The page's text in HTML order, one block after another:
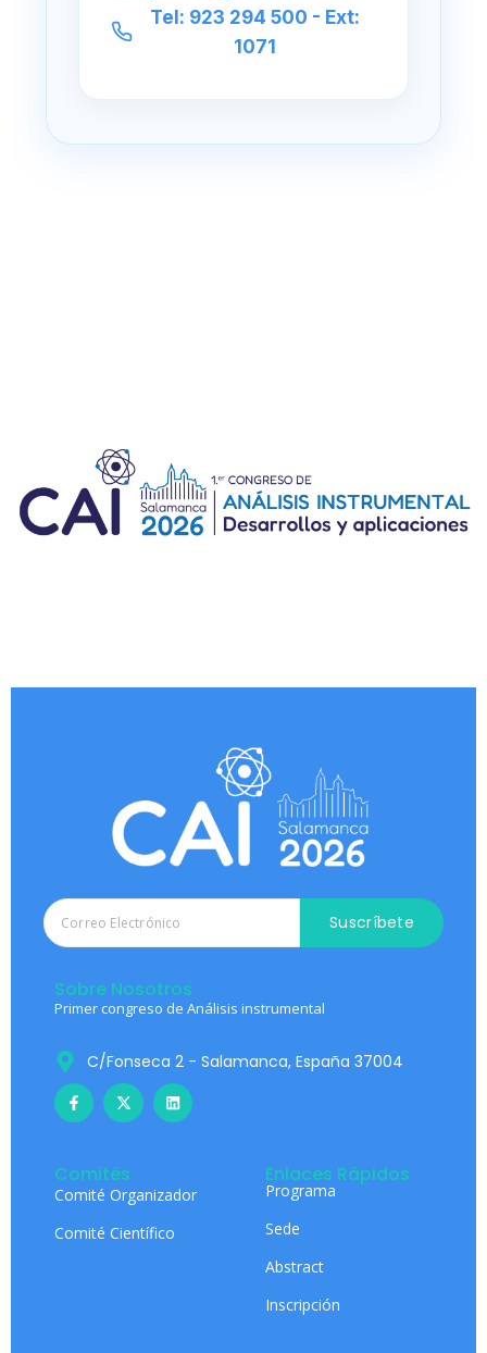
Tel: 923 294 500 - Ext:
1071
Suscríbete
Sobre Nosotros
Primer congreso de Análisis instrumental
C/Fonseca 2 - Salamanca, España 37004
Comités
Comité Organizador
Comité Científico
Enlaces Rápidos
Programa
Sede
Abstract
Inscripción